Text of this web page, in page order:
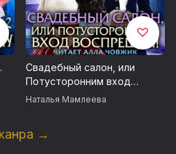
Свадебный салон, или
Потусторонним вход
воспрещен
Наталья Мамлеева
→